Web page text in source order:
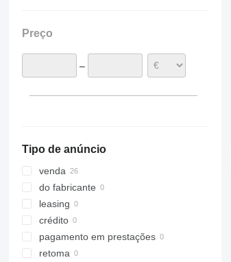
Preço
–
Tipo de anúncio
venda
do fabricante
leasing
crédito
pagamento em prestações
retoma